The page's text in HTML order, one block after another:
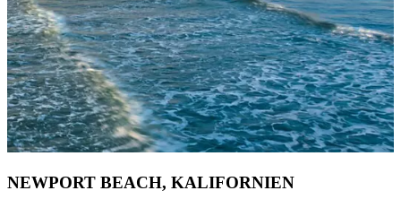
NEWPORT BEACH, KALIFORNIEN